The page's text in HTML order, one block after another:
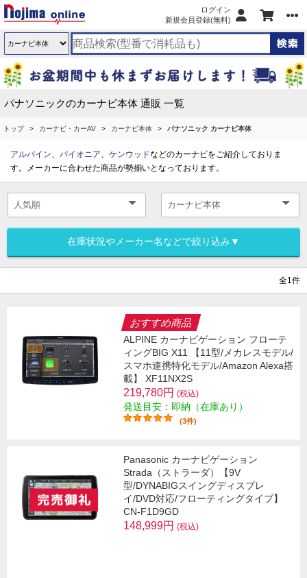
ログイン
新規会員登録(無料)
パナソニックのカーナビ本体 通販 一覧
トップ カーナビ・カーAV カーナビ本体 パナソニック カーナビ本体
アルパイン、 パイオニア、 ケンウッドなどのカーナビをご紹介しておりま
す。メーカーに合わせた商品が勢揃いとなっております。
在庫状況やメーカー名などで絞り込み▼
全1件
おすすめ商品
ALPINE カーナビゲーション フローテ
ィングBIG X11 【11型/メカレスモデル/
スマホ連携特化モデル/Amazon Alexa搭
載】 XF11NX2S
219,780円 (税込)
発送目安：即納（在庫あり）
(3件)
Panasonic カーナビゲーション
Strada（ストラーダ）【9V
型/DYNABIGスイングディスプレ
イ/DVD対応/フローティングタイプ】
CN-F1D9GD
148,999円 (税込)